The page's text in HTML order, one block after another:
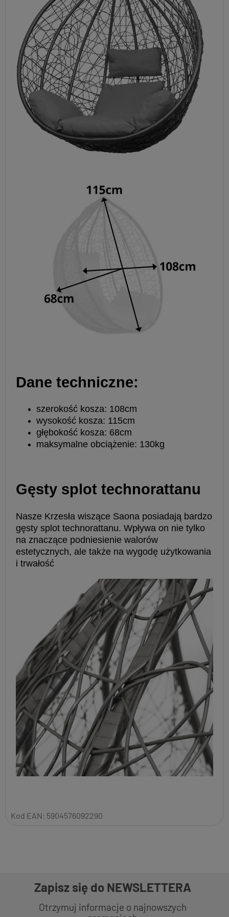
Dane techniczne:
szerokość kosza: 108cm
wysokość kosza: 115cm
głębokość kosza: 68cm
maksymalne obciążenie: 130kg
Gęsty splot technorattanu
Nasze Krzesła wiszące Saona posiadają bardzo
gęsty splot technorattanu. Wpływa on nie tylko
na znaczące podniesienie walorów
estetycznych, ale także na wygodę użytkowania
i trwałość
Kod EAN: 5904576092290
Zapisz się do NEWSLETTERA
Otrzymuj informacje o najnowszych